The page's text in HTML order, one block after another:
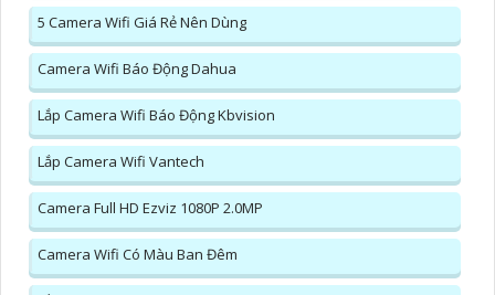
5 Camera Wifi Giá Rẻ Nên Dùng
Camera Wifi Báo Động Dahua
Lắp Camera Wifi Báo Động Kbvision
Lắp Camera Wifi Vantech
Camera Full HD Ezviz 1080P 2.0MP
Camera Wifi Có Màu Ban Đêm